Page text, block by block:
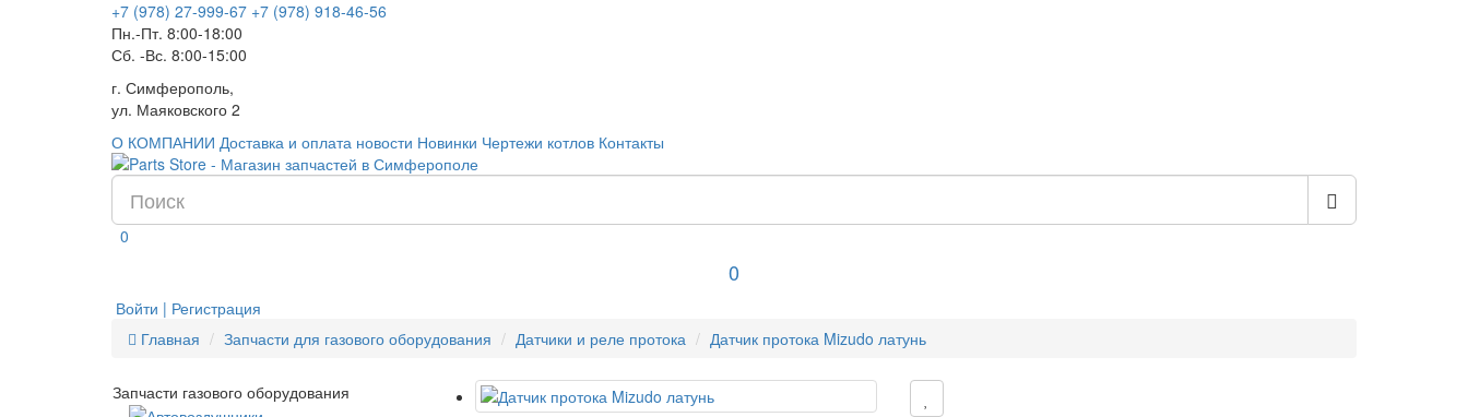
+7 (978) 27-999-67 +7 (978) 918-46-56
Пн.-Пт. 8:00-18:00
Сб. -Вс. 8:00-15:00
г. Симферополь,
ул. Маяковского 2
О КОМПАНИИ Доставка и оплата новости Новинки Чертежи котлов Контакты
0
0
Войти | Регистрация
Главная
Запчасти для газового оборудования Датчики и реле протока Датчик протока Mizudo латунь
Запчасти газового оборудования